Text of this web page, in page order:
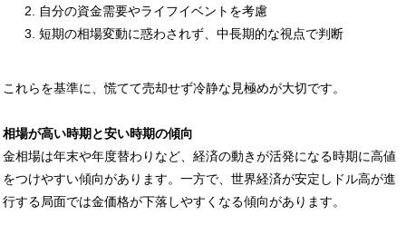
自分の資金需要やライフイベントを考慮
短期の相場変動に惑わされず、中長期的な視点で判断
これらを基準に、慌てて売却せず冷静な見極めが大切です。
相場が高い時期と安い時期の傾向
金相場は年末や年度替わりなど、経済の動きが活発になる時期に高値
をつけやすい傾向があります。一方で、世界経済が安定しドル高が進
行する局面では金価格が下落しやすくなる傾向があります。